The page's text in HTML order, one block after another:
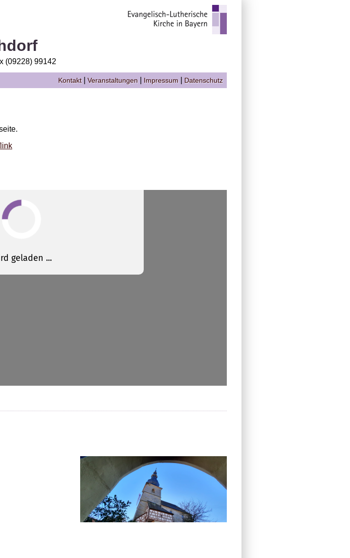
(09228) 99142
Kontakt| Veranstaltungen Impressum Datenschutz